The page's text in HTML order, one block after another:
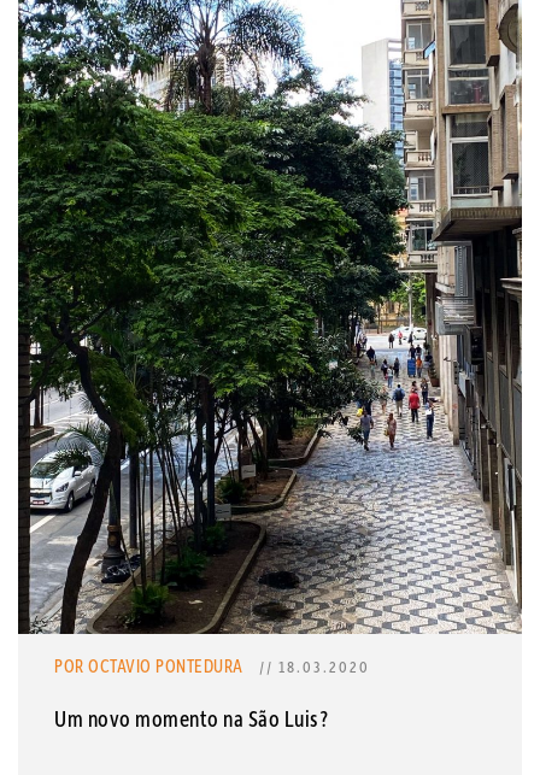
POR OCTAVIO PONTEDURA // 18.03.2020
Um novo momento na São Luis?